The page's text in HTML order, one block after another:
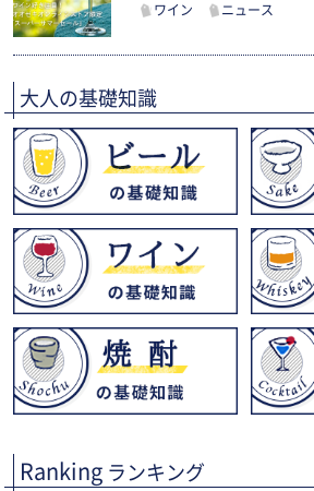
ワイン ニュース
大人の基礎知識
Ranking ランキング